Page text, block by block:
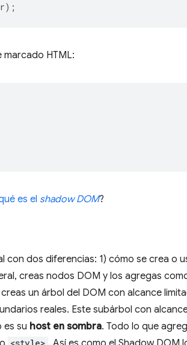
);
HTML:
es el shadow DOM?
con dos diferencias: 1) cómo se crea o
creas nodos DOM y los agregas
un árbol del DOM con alcance
reales. Este subárbol con
es su host en sombra. Todo lo que